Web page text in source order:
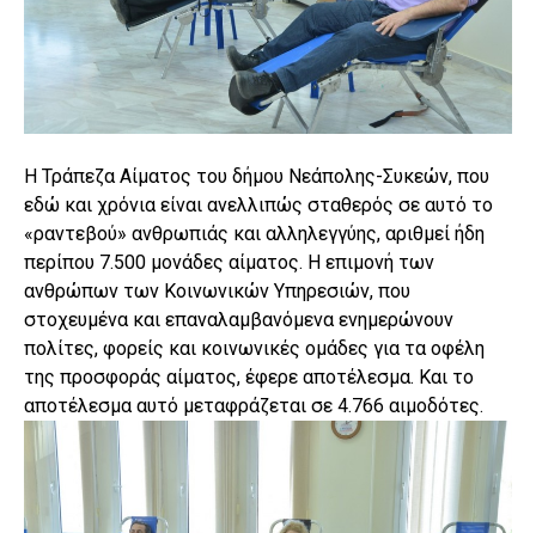
Η Τράπεζα Αίματος του δήμου Νεάπολης-Συκεών, που
εδώ και χρόνια είναι ανελλιπώς σταθερός σε αυτό το
«ραντεβού» ανθρωπιάς και αλληλεγγύης, αριθμεί ήδη
περίπου 7.500 μονάδες αίματος. Η επιμονή των
ανθρώπων των Κοινωνικών Υπηρεσιών, που
στοχευμένα και επαναλαμβανόμενα ενημερώνουν
πολίτες, φορείς και κοινωνικές ομάδες για τα οφέλη
της προσφοράς αίματος, έφερε αποτέλεσμα. Και το
αποτέλεσμα αυτό μεταφράζεται σε 4.766 αιμοδότες.